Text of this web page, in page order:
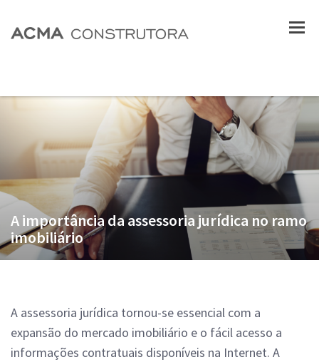
A importância da assessoria jurídica no ramo
imobiliário
A assessoria jurídica tornou-se essencial com a
expansão do mercado imobiliário e o fácil acesso a
informações contratuais disponíveis na Internet. A